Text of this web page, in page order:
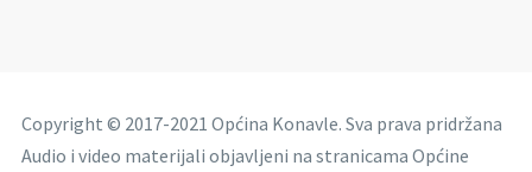
Copyright © 2017-2021 Općina Konavle. Sva prava pridržana
Audio i video materijali objavljeni na stranicama Općine